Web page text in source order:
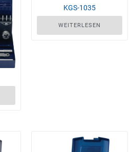
KGS-1035
WEITERLESEN